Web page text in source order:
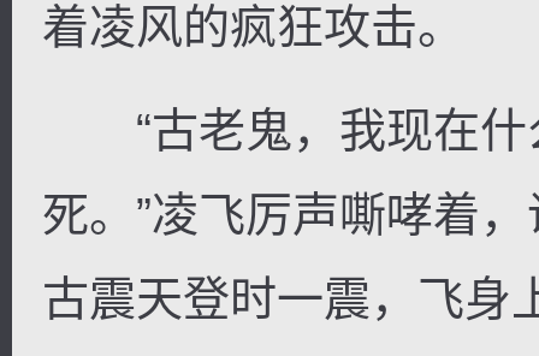
着凌风的疯狂攻击。
“古老鬼，我现在什
死。”凌飞厉声嘶哮着
古震天登时一震，飞身